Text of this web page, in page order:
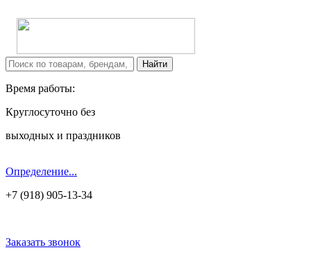
Время работы:
Круглосуточно без
выходных и праздников
Определение...
+7 (918) 905-13-34
Заказать звонок